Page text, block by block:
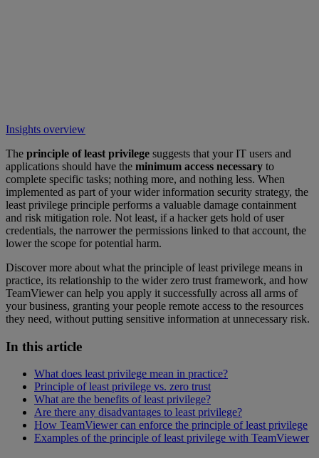
Insights overview
The principle of least privilege suggests that your IT users and
applications should have the minimum access necessary to
complete specific tasks; nothing more, and nothing less. When
implemented as part of your wider information security strategy, the
least privilege principle performs a valuable damage containment
and risk mitigation role. Not least, if a hacker gets hold of user
credentials, the narrower the permissions linked to that account, the
lower the scope for potential harm.
Discover more about what the principle of least privilege means in
practice, its relationship to the wider zero trust framework, and how
TeamViewer can help you apply it successfully across all arms of
your business, granting your people remote access to the resources
they need, without putting sensitive information at unnecessary risk.
In this article
What does least privilege mean in practice?
Principle of least privilege vs. zero trust
What are the benefits of least privilege?
Are there any disadvantages to least privilege?
How TeamViewer can enforce the principle of least privilege
Examples of the principle of least privilege with TeamViewer